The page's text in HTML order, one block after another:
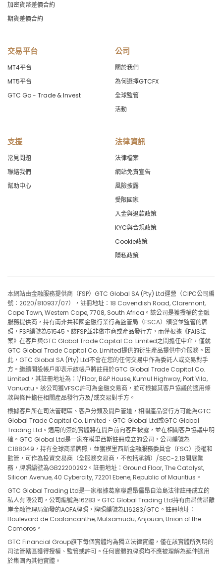
加密貨幣差價合約
期貨差價合約
交易平台
MT4平台
MT5平台
GTC Go - Trade & Invest
公司
關於我們
為何選擇GTCFX
全球監管
活動
支援
常見問題
聯絡我們
幫助中心
法律資訊
法律檔案
網站免責宣告
風險披露
受限國家
入金與退款政策
KYC與合規政策
Cookie政策
隱私政策
本網站由金融服務提供商（FSP）GTC Global SA (Pty) Ltd運營（CIPC公司編
號：2020/810937/07），註冊地址：18 Cavendish Road, Claremont,
Cape Town, Western Cape, 7708, South Africa。該公司是獲授權的金融
服務提供商，持有南非共和國金融行業行為監管局（FSCA）頒發並監管的牌
照，FSP編號為51545。該FSP並非做市商或產品發行方，而僅根據《FAIS法
案》在客戶與GTC Global Trade Capital Co. Limited之間擔任中介，僅就
GTC Global Trade Capital Co. Limited提供的衍生產品提供中介服務。因
此，GTC Global SA (Pty) Ltd不會在您的任何交易中作為委託人或交易對手
方。繼續開設帳戶即表示該帳戶將註冊於GTC Global Trade Capital Co.
Limited，其註冊地址為：1/Floor, B&P House, Kumul Highway, Port Vila,
Vanuatu。該公司獲VFSC許可為金融交易商，並可根據其客戶協議的適用條
款與條件擔任相關產品發行方及/或交易對手方。
根據客戶所在司法管轄區、客戶分類及開戶管道，相關產品發行方可能為GTC
Global Trade Capital Co. Limited、GTC Global Ltd或GTC Global
Trading Ltd。適用的簽約實體將在開戶前向客戶披露，並在相關客戶協議中明
確。GTC Global Ltd是一家在模里西斯註冊成立的公司，公司編號為
C188049，持有全球商業牌照，並獲模里西斯金融服務委員會（FSC）授權和
監管，可作為投資交易商（全服務交易商，不包括承銷）/SEC-2.1B開展業
務，牌照編號為GB22200292。註冊地址：Ground Floor, The Catalyst,
Silicon Avenue, 40 Cybercity, 72201 Ebene, Republic of Mauritius。
GTC Global Trading Ltd是一家根據葛摩聯盟昂儒昂自治島法律註冊成立的
私人有限公司，公司編號為16283。GTC Global Trading Ltd持有由昂儒昂離
岸金融管理局頒發的AOFA牌照，牌照編號為L16283/GTC。註冊地址：
Boulevard de Coalancanthe, Mutsamudu, Anjouan, Union of the
Comoros。
GTC Financial Group旗下每個實體均為獨立法律實體，僅在該實體所列明的
司法管轄區獲得授權、監管或許可。任何實體的牌照均不應被理解為延伸適用
於集團內其他實體。